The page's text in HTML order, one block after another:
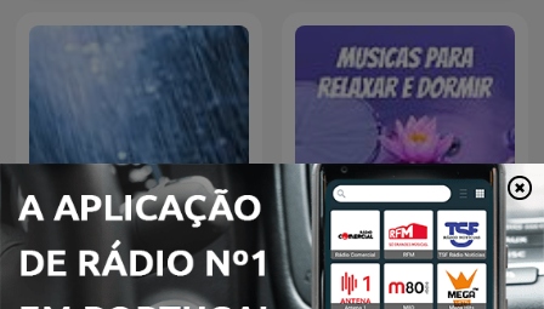
Sons de Chuva Musicas para Relaxar